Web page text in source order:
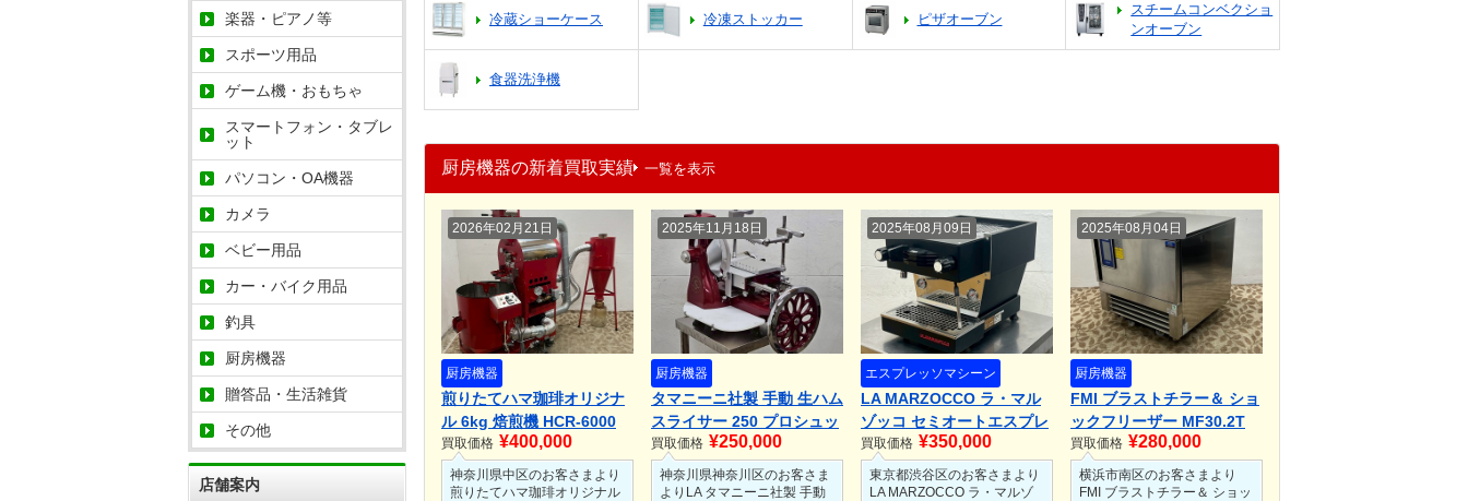
冷蔵ショーケース 冷凍ストッカー ピザオーブン
スチームコンベクショ
ンオーブン
食器洗浄機
厨房機器の新着買取実績 一覧を表示
2026年02月21日
厨房機器
煎りたてハマ珈琲オリジナ
ル 6kg 焙煎機 HCR-6000
【都市ガス】 50Hz仕様
2024年製
買取価格 ¥400,000
神奈川県中区のお客さまより
煎りたてハマ珈琲オリジナル
2025年11月18日
厨房機器
タマニーニ社製 手動 生ハム
スライサー 250 プロシュッ
ト用 tamagnini イタリア製
買取価格 ¥250,000
神奈川県神奈川区のお客さま
よりLA タマニーニ社製 手動
2025年08月09日
エスプレッソマシーン
LA MARZOCCO ラ・マル
ゾッコ セミオートエスプレ
ッソマシン Linea mini リ
ネアミニ 2022年製
買取価格 ¥350,000
東京都渋谷区のお客さまより
LA MARZOCCO ラ・マルゾ
2025年08月04日
厨房機器
FMI ブラストチラー＆ ショ
ックフリーザー MF30.2T
単相200V イリノックス 急
速冷凍 業務用
買取価格 ¥280,000
横浜市南区のお客さまより
FMI ブラストチラー＆ ショッ
楽器・ピアノ等
スポーツ用品
ゲーム機・おもちゃ
スマートフォン・タブレ
ット
パソコン・OA機器
カメラ
ベビー用品
カー・バイク用品
釣具
厨房機器
贈答品・生活雑貨
その他
店舗案内